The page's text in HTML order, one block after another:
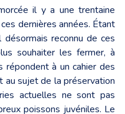
il y a une trentaine
dernières années. Étant
reconnu de ces
souhaiter les fermer, à
à un cahier des
au sujet de la préservation
actuelles ne sont pas
poissons juvéniles. Le